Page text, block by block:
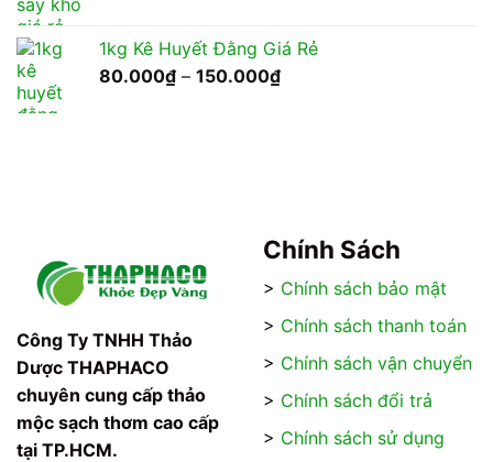
60.000₫
đến
1kg Kê Huyết Đằng Giá Rẻ
80.000₫ – 150.000₫Khoảng
Công Ty TNHH Thảo
Dược THAPHACO
chuyên cung cấp thảo
mộc sạch thơm cao cấp
tại TP.HCM.
Chính Sách
> Chính sách bảo mật
> Chính sách thanh toán
> Chính sách vận chuyển
> Chính sách đổi trả
> Chính sách sử dụng